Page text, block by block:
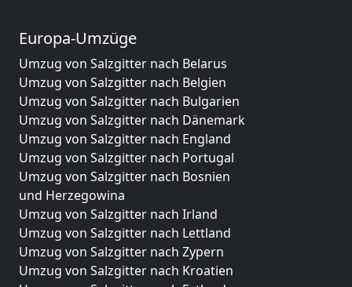
Europa-Umzüge
Umzug von Salzgitter nach Belarus
Umzug von Salzgitter nach Belgien
Umzug von Salzgitter nach Bulgarien
Umzug von Salzgitter nach Dänemark
Umzug von Salzgitter nach England
Umzug von Salzgitter nach Portugal
Umzug von Salzgitter nach Bosnien
und Herzegowina
Umzug von Salzgitter nach Irland
Umzug von Salzgitter nach Lettland
Umzug von Salzgitter nach Zypern
Umzug von Salzgitter nach Kroatien